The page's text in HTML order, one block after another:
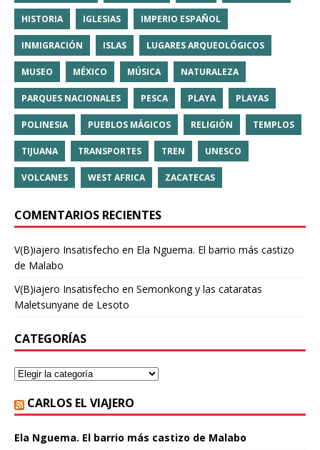
HISTORIA IGLESIAS IMPERIO ESPAÑOL
INMIGRACIÓN ISLAS LUGARES ARQUEOLÓGICOS
MUSEO MÉXICO MÚSICA NATURALEZA
PARQUES NACIONALES PESCA PLAYA PLAYAS
POLINESIA PUEBLOS MÁGICOS RELIGIÓN TEMPLOS
TIJUANA TRANSPORTES TREN UNESCO
VOLCANES WEST AFRICA ZACATECAS
COMENTARIOS RECIENTES
V(B)iajero Insatisfecho en Ela Nguema. El barrio más castizo
de Malabo
V(B)iajero Insatisfecho en Semonkong y las cataratas
Maletsunyane de Lesoto
CATEGORÍAS
CARLOS EL VIAJERO
Ela Nguema. El barrio más castizo de Malabo